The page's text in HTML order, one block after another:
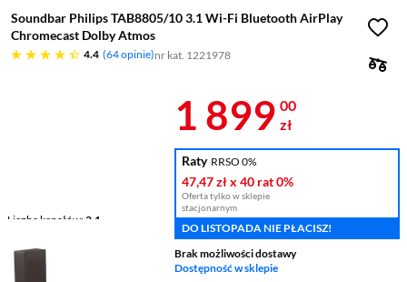
Soundbar Philips TAB8805/10 3.1 Wi-Fi Bluetooth AirPlay
Chromecast Dolby Atmos
4.4
4.4 gwiazdek 64 opinie nr kat. 1221978
Liczba kanałów 3.1
bezprzewodowy
Moc
400 W
Cena 1 899
1 899 00
zł
Raty RRSO 0%
47,47 złx 40 rat0%
Oferta tylko w sklepie
stacjonarnym
DO LISTOPADA NIE PŁACISZ!
Brak możliwości dostawy
Dostępność w sklepie